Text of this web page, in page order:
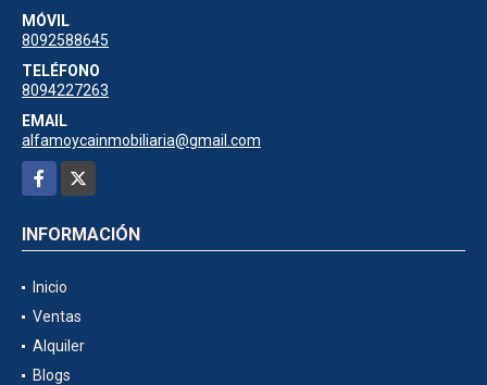
MÓVIL
8092588645
TELÉFONO
8094227263
EMAIL
alfamoycainmobiliaria@gmail.com
Facebook
INFORMACIÓN
Inicio
Ventas
Alquiler
Blogs